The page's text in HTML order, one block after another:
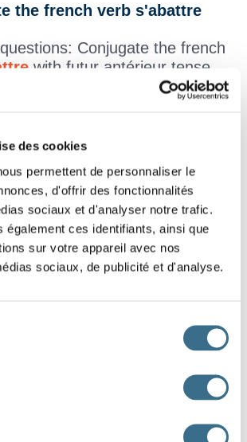
des cookies
permettent de personnaliser le
d'offrir des fonctionnalités
sociaux et d'analyser notre trafic.
également ces identifiants, ainsi que
sur votre appareil avec nos
sociaux, de publicité et d'analyse.
the french verb s'abattre
Conjugate the french
with futur antérieur tense
with the verbs and tenses of your choice,
Question 1.
Question 2.
- Indicatif Futur antérieur
- Indicatif Futur antérieur